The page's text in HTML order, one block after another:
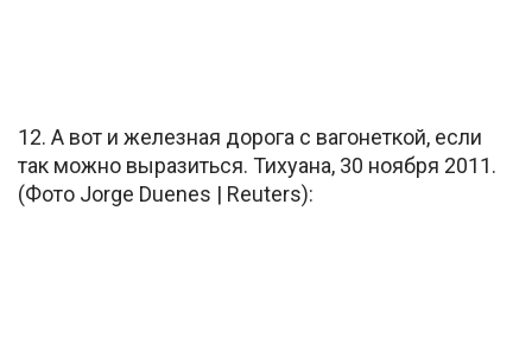
12. А вот и железная дорога с вагонеткой, если
так можно выразиться. Тихуана, 30 ноября 2011.
(Фото Jorge Duenes | Reuters):